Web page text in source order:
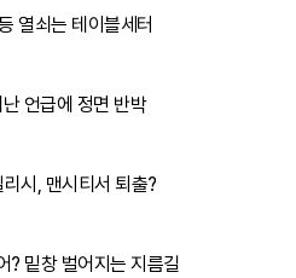
열쇠는 테이블세터
언급에 정면 반박
시, 맨시티서 퇴출?
? 밑창 벌어지는 지름길